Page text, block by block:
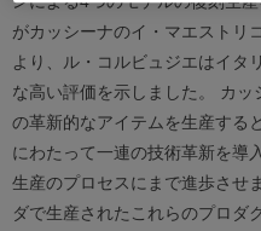
がカッシーナのイ・マエストリ
より、ル・コルビュジエはイタ
な高い評価を示しました。 カ
の革新的なアイテムを生産する
にわたって一連の技術革新を導
生産のプロセスにまで進歩させ
ダで生産されたこれらのプロダ